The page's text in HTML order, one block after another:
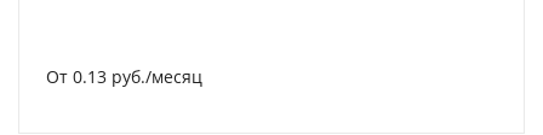
От 0.13 руб./месяц